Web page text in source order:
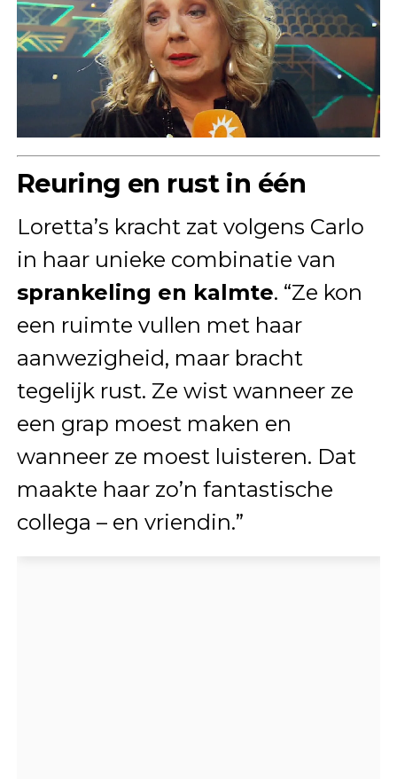
Reuring en rust in één
Loretta’s kracht zat volgens Carlo
in haar unieke combinatie van
sprankeling en kalmte. “Ze kon
een ruimte vullen met haar
aanwezigheid, maar bracht
tegelijk rust. Ze wist wanneer ze
een grap moest maken en
wanneer ze moest luisteren. Dat
maakte haar zo’n fantastische
collega – en vriendin.”